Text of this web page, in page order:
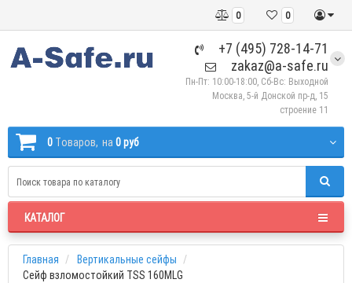
0
0
+7 (495) 728-14-71
zakaz@a-safe.ru
Пн-Пт: 10:00-18:00, Сб-Вс: Выходной
Москва, 5-й Донской пр-д, 15
строение 11
0 Tоваров, на 0 руб
КАТАЛОГ
Главная
Вертикальные сейфы
Сейф взломостойкий TSS 160MLG